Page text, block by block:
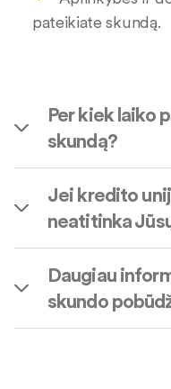
pateikiate skundą.
Per kiek laiko
skundą?
Jei kredito
neatitinka
Daugiau
skundo